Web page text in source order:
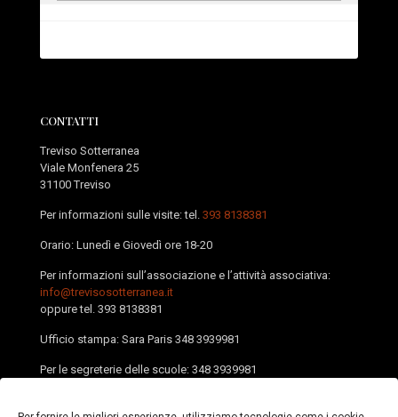
CONTATTI
Treviso Sotterranea
Viale Monfenera 25
31100 Treviso
Per informazioni sulle visite: tel. 393 8138381
Orario: Lunedì e Giovedì ore 18-20
Per informazioni sull’associazione e l’attività associativa:
info@trevisosotterranea.it
oppure tel. 393 8138381
Ufficio stampa: Sara Paris 348 3939981
Per le segreterie delle scuole: 348 3939981